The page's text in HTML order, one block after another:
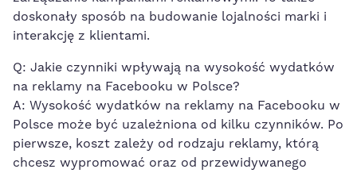
doskonały sposób na budowanie lojalności marki i
interakcję z klientami.
Q: Jakie czynniki wpływają na wysokość wydatków
⁤na reklamy na Facebooku w Polsce?
A: Wysokość wydatków na‌ reklamy na Facebooku w
Polsce może być uzależniona od kilku czynników. Po
pierwsze, koszt zależy od rodzaju reklamy,⁣ którą
chcesz wypromować oraz od przewidywanego